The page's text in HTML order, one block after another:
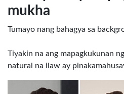
mukha
Tumayo nang bahagya sa
Tiyakin na ang mapagkukunan
natural na ilaw ay